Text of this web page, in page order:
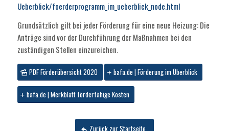
Ueberblick/foerderprogramm_im_ueberblick_node.html
Grundsätzlich gilt bei jeder Förderung für eine neue Heizung: Die
Anträge sind vor der Durchführung der Maßnahmen bei den
zuständigen Stellen einzureichen.
PDF Förderübersicht 2020 bafa.de | Förderung im Überblick
bafa.de | Merkblatt förderfähige Kosten
Zurück zur Startseite